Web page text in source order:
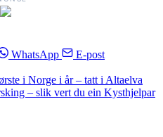
WhatsApp E-post
i Norge i år –⁠ tatt i Altaelva
– slik vert du ein Kysthjelpar